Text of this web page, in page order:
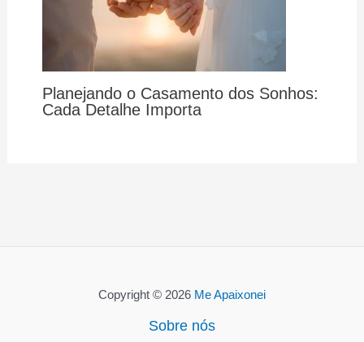
Planejando o Casamento dos Sonhos:
Cada Detalhe Importa
Copyright © 2026 Me Apaixonei
Sobre nós